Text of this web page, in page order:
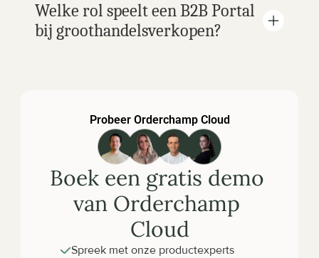
Welke rol speelt een B2B Portal
bij groothandelsverkopen?
Probeer Orderchamp Cloud
Boek een gratis demo
van Orderchamp
Cloud
Spreek met onze productexperts